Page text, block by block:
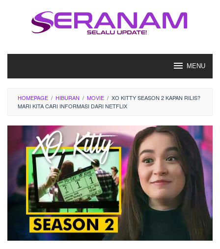
MENU
HOMEPAGE / HIBURAN / MOVIE / XO KITTY SEASON 2 KAPAN RILIS?
MARI KITA CARI INFORMASI DARI NETFLIX